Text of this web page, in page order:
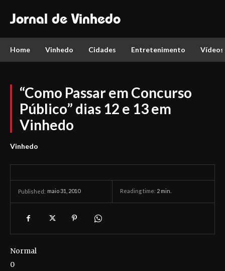
Jornal de Vinhedo
Home Vinhedo Cidades Entretenimento Vídeos
“Como Passar em Concurso
Público” dias 12 e 13 em
Vinhedo
Vinhedo
Published: maio 31, 2010 Reading time: 2 min.
Normal
0